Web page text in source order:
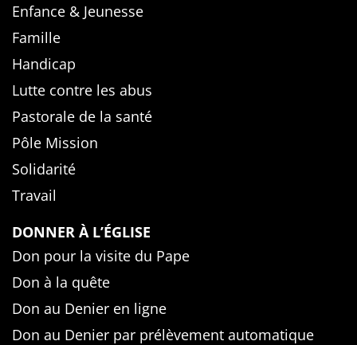
Enfance & Jeunesse
Famille
Handicap
Lutte contre les abus
Pastorale de la santé
Pôle Mission
Solidarité
Travail
DONNER À L’ÉGLISE
Don pour la visite du Pape
Don à la quête
Don au Denier en ligne
Don au Denier par prélèvement automatique